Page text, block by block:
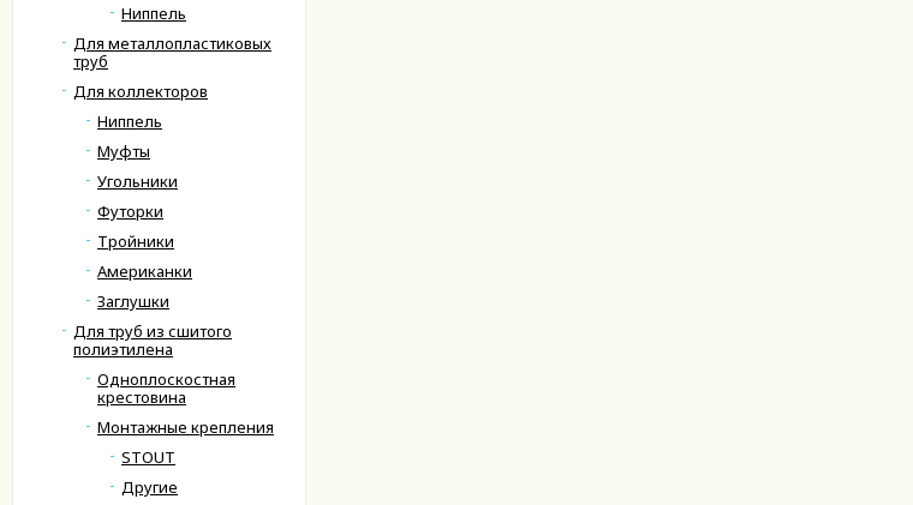
Ниппель
Для металлопластиковых
труб
Для коллекторов
Ниппель
Муфты
Угольники
Футорки
Тройники
Американки
Заглушки
Для труб из сшитого
полиэтилена
Одноплоскостная
крестовина
Монтажные крепления
STOUT
Другие